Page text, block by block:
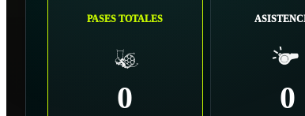
PASES TOTALES
0 0